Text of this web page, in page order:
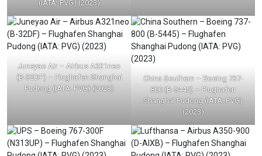
(IATA: PVG) (2023)
Juneyao Air – Airbus A321neo
(B-32DF) – Flughafen Shanghai
Pudong (IATA: PVG) (2023)
China Southern – Boeing 737-
800 (B-5445) – Flughafen
Shanghai Pudong (IATA: PVG)
(2023)